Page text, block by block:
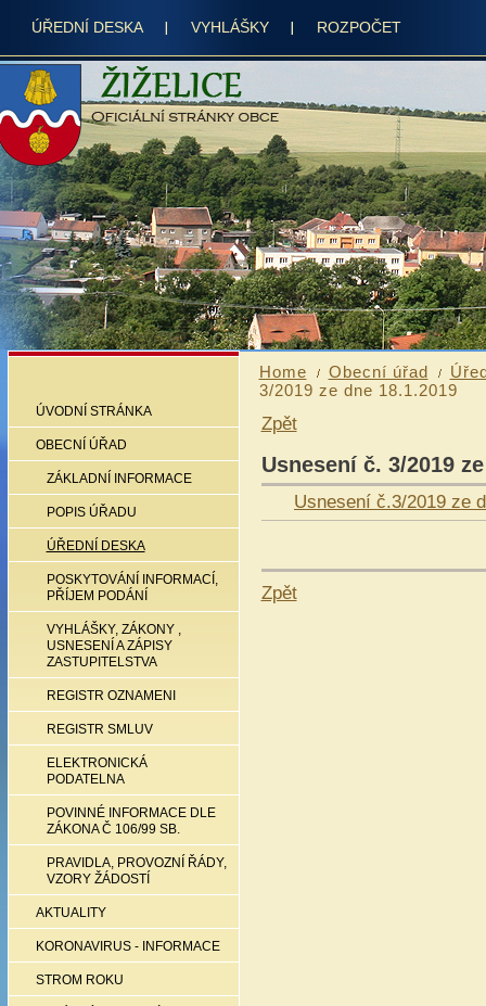
ÚŘEDNÍ DESKA VYHLÁŠKY ROZPOČET
ÚVODNÍ STRÁNKA
OBECNÍ ÚŘAD
ZÁKLADNÍ INFORMACE
POPIS ÚŘADU
ÚŘEDNÍ DESKA
POSKYTOVÁNÍ INFORMACÍ,
PŘÍJEM PODÁNÍ
VYHLÁŠKY, ZÁKONY ,
USNESENÍ A ZÁPISY
ZASTUPITELSTVA
REGISTR OZNAMENI
REGISTR SMLUV
ELEKTRONICKÁ
PODATELNA
POVINNÉ INFORMACE DLE
ZÁKONA Č 106/99 SB.
PRAVIDLA, PROVOZNÍ ŘÁDY,
VZORY ŽÁDOSTÍ
AKTUALITY
KORONAVIRUS - INFORMACE
STROM ROKU
Home Obecní úřad
3/2019 ze dne 18.1.2019
Zpět
Usnesení č. 3/2019
Usnesení č.3/2019 ze
Zpět